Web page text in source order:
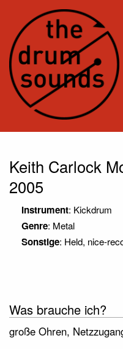
Keith Carlock
2005
Instrument: Kickdrum
Genre: Metal
Sonstige: Held, nice-
Was brauche ich?
große Ohren,